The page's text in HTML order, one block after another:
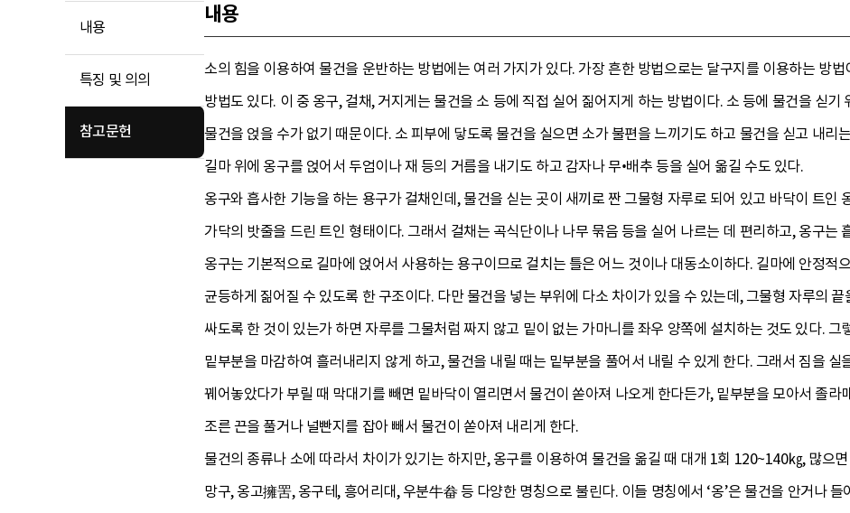
내용
특징 및 의의
참고문헌
내용
소의 힘을 이용하여 물건을 운반하는 방법에는 여러 가지가 있다. 가장 흔한 방법으로는 달구지를 이용하는 방
방법도 있다. 이 중 옹구, 걸채, 거지게는 물건을 소 등에 직접 실어 짊어지게 하는 방법이다. 소 등에 물건을 싣
물건을 얹을 수가 없기 때문이다. 소 피부에 닿도록 물건을 실으면 소가 불편을 느끼기도 하고 물건을 싣고 내리
길마 위에 옹구를 얹어서 두엄이나 재 등의 거름을 내기도 하고 감자나 무•배추 등을 실어 옮길 수도 있다.
옹구와 흡사한 기능을 하는 용구가 걸채인데, 물건을 싣는 곳이 새끼로 짠 그물형 자루로 되어 있고 바닥이 트인
가닥의 밧줄을 드린 트인 형태이다. 그래서 걸채는 곡식단이나 나무 묶음 등을 실어 나르는 데 편리하고, 옹구는
옹구는 기본적으로 길마에 얹어서 사용하는 용구이므로 걸치는 틀은 어느 것이나 대동소이하다. 길마에 안정적
균등하게 짊어질 수 있도록 한 구조이다. 다만 물건을 넣는 부위에 다소 차이가 있을 수 있는데, 그물형 자루의
싸도록 한 것이 있는가 하면 자루를 그물처럼 짜지 않고 밑이 없는 가마니를 좌우 양쪽에 설치하는 것도 있다.
밑부분을 마감하여 흘러내리지 않게 하고, 물건을 내릴 때는 밑부분을 풀어서 내릴 수 있게 한다. 그래서 짐을
꿰어놓았다가 부릴 때 막대기를 빼면 밑바닥이 열리면서 물건이 쏟아져 나오게 한다든가, 밑부분을 모아서 졸
조른 끈을 풀거나 널빤지를 잡아 빼서 물건이 쏟아져 내리게 한다.
물건의 종류나 소에 따라서 차이가 있기는 하지만, 옹구를 이용하여 물건을 옮길 때 대개 1회 120~140㎏, 많으
망구, 옹고擁罟, 옹구테, 흥어리대, 우분牛畚 등 다양한 명칭으로 불린다. 이들 명칭에서 ‘옹’은 물건을 안거나